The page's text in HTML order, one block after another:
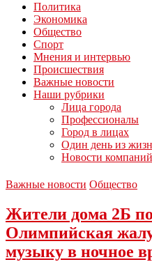
Политика
Экономика
Общество
Спорт
Мнения и интервью
Происшествия
Важные новости
Наши рубрики
Лица города
Профессионалы
Город в лицах
Один день из
Новости компаний
Важные новости Общество
Жители дома 2Б
Олимпийская
музыку в ночное